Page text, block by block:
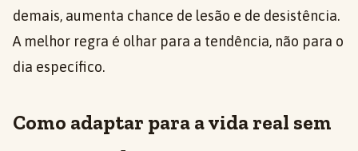
demais, aumenta chance de lesão e de desistência.
A melhor regra é olhar para a tendência, não para o
dia específico.
Como adaptar para a vida real sem